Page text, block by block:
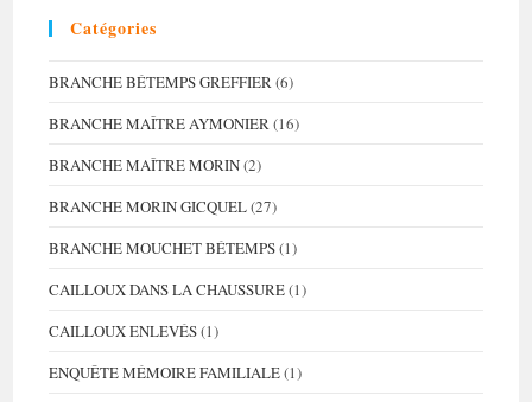
Catégories
BRANCHE BÉTEMPS GREFFIER(6)
BRANCHE MAÎTRE AYMONIER(16)
BRANCHE MAÎTRE MORIN(2)
BRANCHE MORIN GICQUEL(27)
BRANCHE MOUCHET BÉTEMPS(1)
CAILLOUX DANS LA CHAUSSURE(1)
CAILLOUX ENLEVÉS(1)
ENQUÊTE MÉMOIRE FAMILIALE(1)